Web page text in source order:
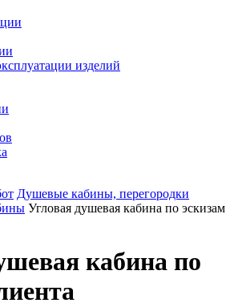
изделий
Душевые кабины, перегородки
Угловая душевая кабина по эскизам
кабина по